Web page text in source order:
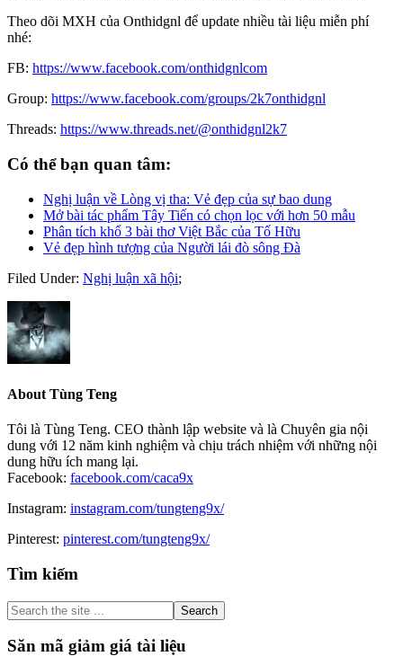
Theo dõi MXH của Onthidgnl để update nhiều tài liệu miễn phí
nhé:
FB: https://www.facebook.com/onthidgnlcom
Group: https://www.facebook.com/groups/2k7onthidgnl
Threads: https://www.threads.net/@onthidgnl2k7
Có thể bạn quan tâm:
Nghị luận về Lòng vị tha: Vẻ đẹp của sự bao dung
Mở bài tác phẩm Tây Tiến có chọn lọc với hơn 50 mẫu
Phân tích khổ 3 bài thơ Việt Bắc của Tố Hữu
Vẻ đẹp hình tượng của Người lái đò sông Đà
Filed Under: Nghị luận xã hội;
About Tùng Teng
Tôi là Tùng Teng. CEO thành lập website và là Chuyên gia nội
dung với 12 năm kinh nghiệm và chịu trách nhiệm với những nội
dung hữu ích mang lại.
Facebook: facebook.com/caca9x
Instagram: instagram.com/tungteng9x/
Pinterest: pinterest.com/tungteng9x/
Primary
Sidebar
Tìm kiếm
Search
the
site
...
Săn mã giảm giá tài liệu